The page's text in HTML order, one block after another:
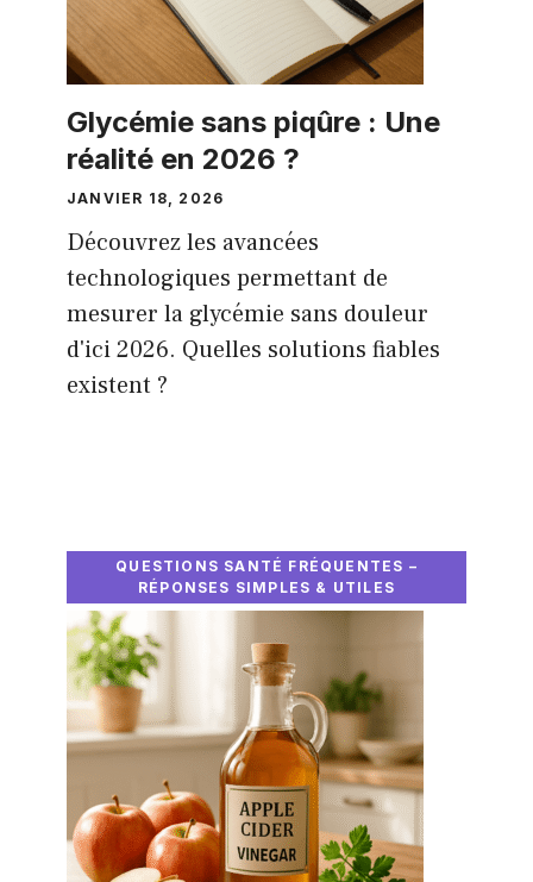
Glycémie sans piqûre : Une
réalité en 2026 ?
JANVIER 18, 2026
Découvrez les avancées
technologiques permettant de
mesurer la glycémie sans douleur
d'ici 2026. Quelles solutions fiables
existent ?
QUESTIONS SANTÉ FRÉQUENTES –
RÉPONSES SIMPLES & UTILES